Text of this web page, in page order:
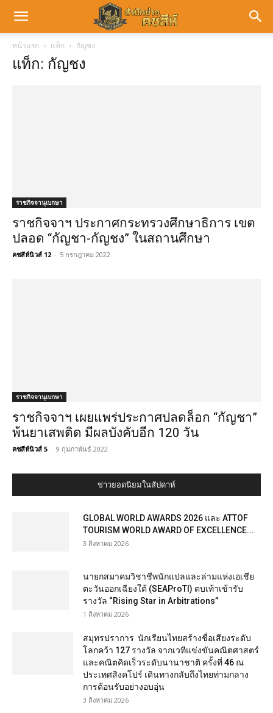
หน้าแรก แท็ก กัญชง
แท็ก: กัญชง
ราชกิจจานุเบกษา
ราชกิจจาฯ ประกาศกระทรวงศึกษาธิการ เขต
ปลอด “กัญชา-กัญชง” ในสถานศึกษา
คชสีห์นิวส์ 12 - 5 กรกฎาคม 2022
ราชกิจจานุเบกษา
ราชกิจจาฯ เผยแพร่ประกาศปลดล็อก “กัญชา”
พ้นยาเสพติด มีผลบังคับอีก 120 วัน
คชสีห์นิวส์ 5 - 9 กุมภาพันธ์ 2022
ข่าวยอดนิยมในสัปดาห์
GLOBAL WORLD AWARDS 2026 และ ATTOF
TOURISM WORLD AWARD OF EXCELLENCE...
3 สิงหาคม 2026
นายกสมาคมวิชาชีพนักแปลและล่ามแห่งเอเชีย
ตะวันออกเฉียงใต้ (SEAProTI) ตบเท้าเข้ารับ
รางวัล “Rising Star in Arbitrations”
1 สิงหาคม 2026
สมุทรปราการ นักเรียนไทยสร้างชื่อเสียงระดับ
โลกคว้า 127 รางวัล จากเวทีแข่งขันคณิตศาสตร์
และคณิตคิดเร็วระดับนานาชาติ ครั้งที่ 46 ณ
ประเทศสิงคโปร์ เดินทางกลับถึงไทยท่ามกลาง
การต้อนรับอย่างอบอุ่น
3 สิงหาคม 2026